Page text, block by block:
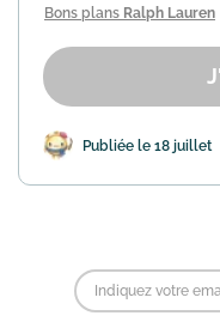
Bons plans Ralph Lauren
Publiée le 18 juillet